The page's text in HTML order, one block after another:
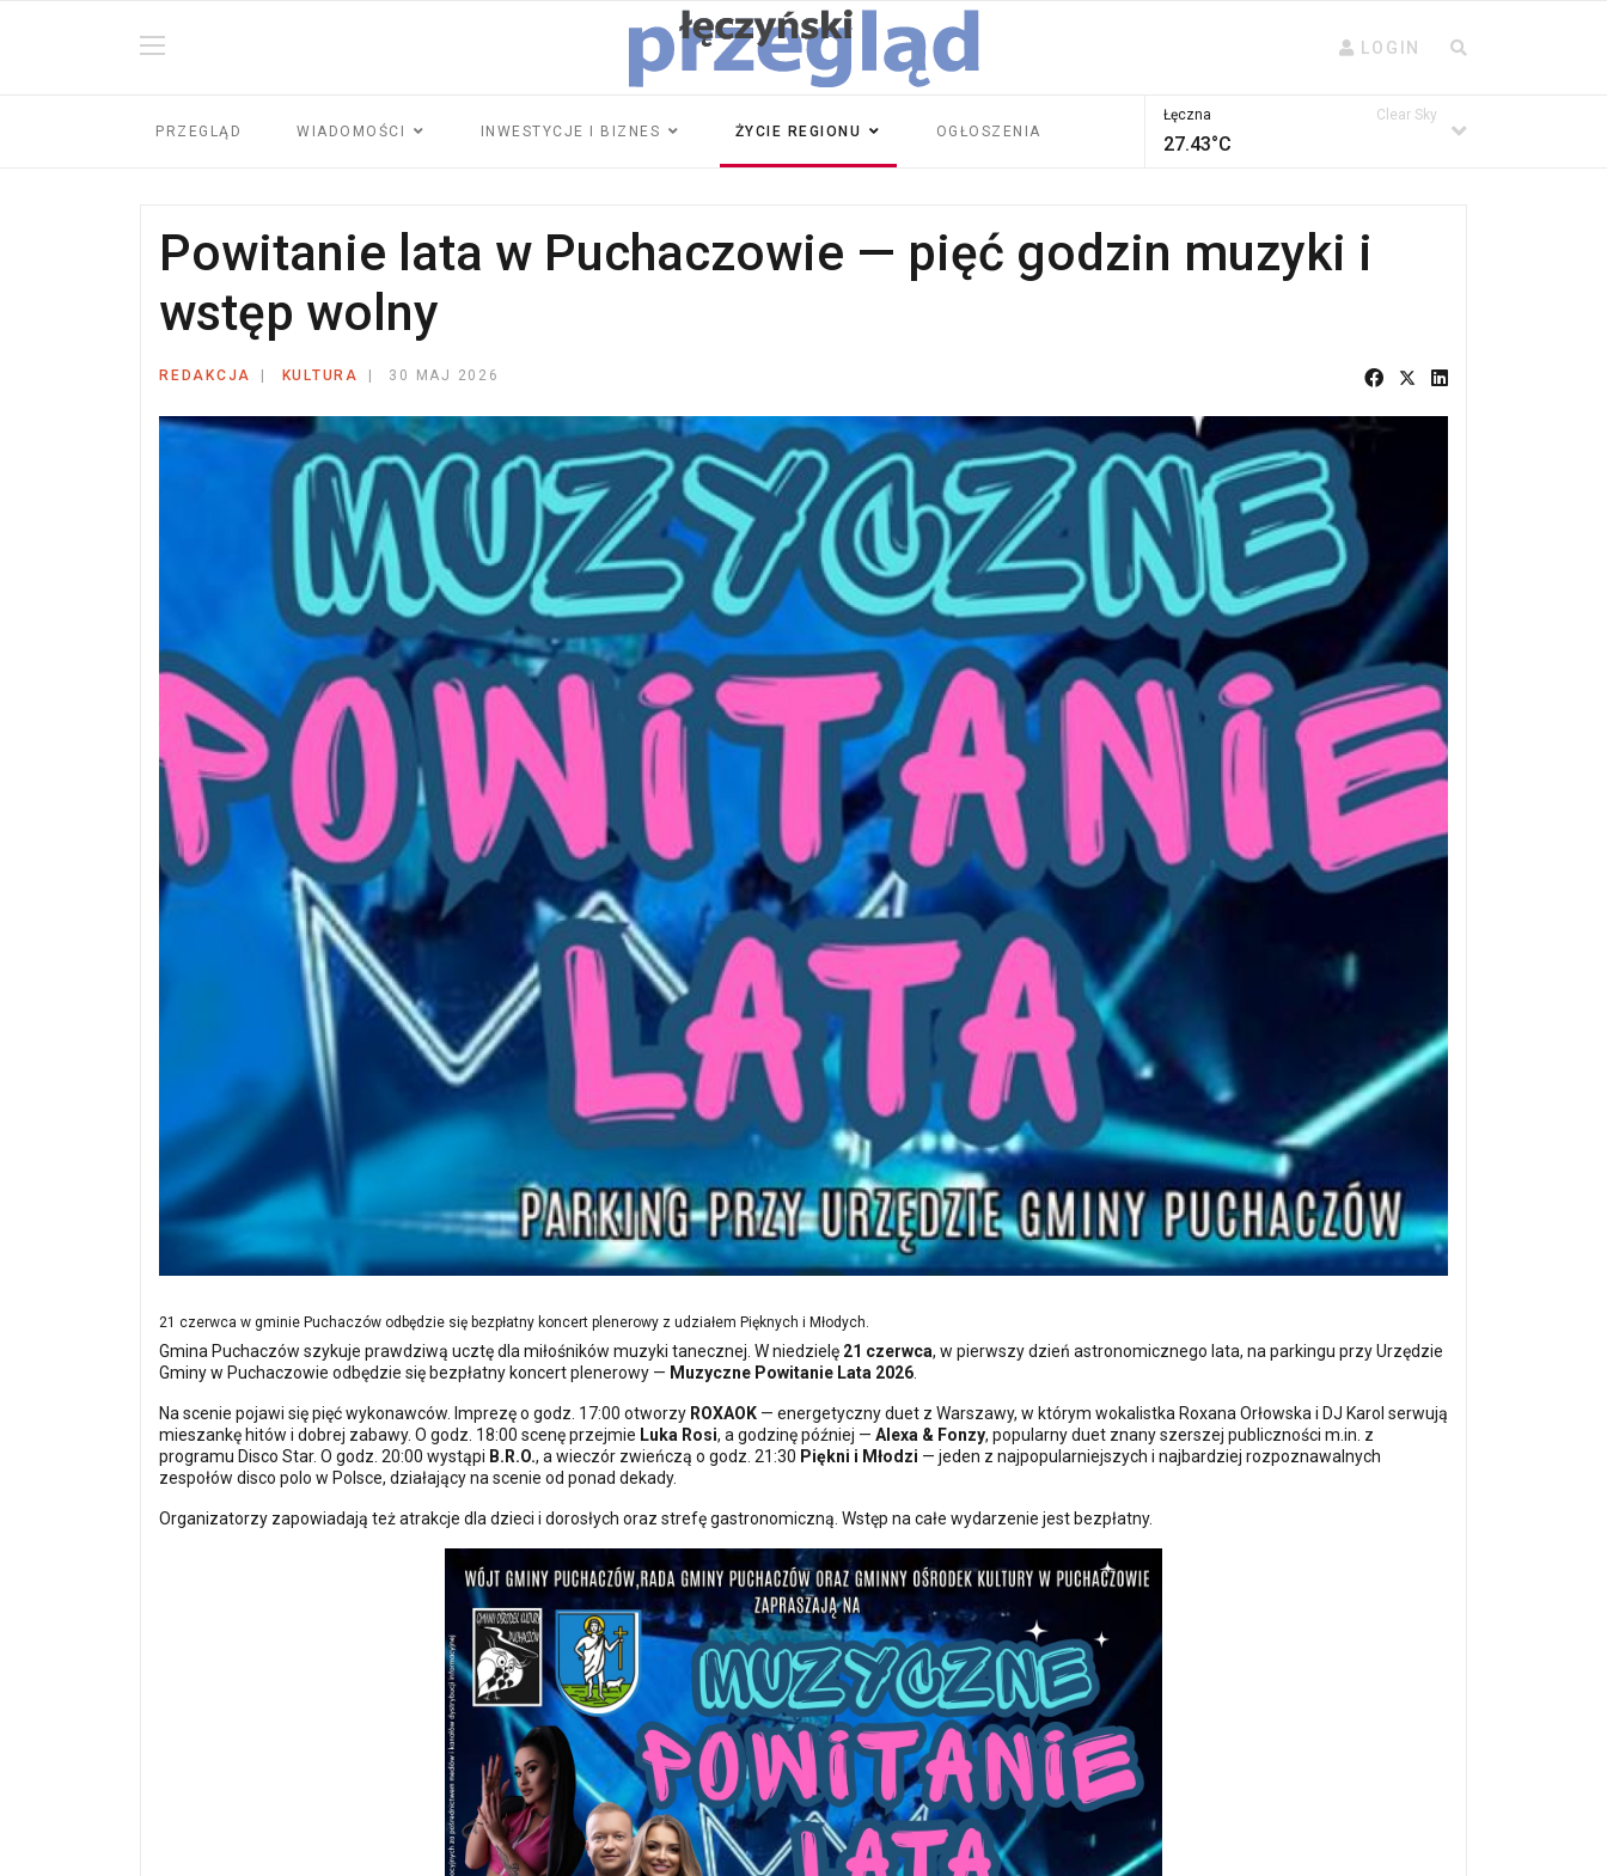
LOGIN
PRZEGLĄD WIADOMOŚCI INWESTYCJE I BIZNES ŻYCIE REGIONU OGŁOSZENIA
Łęczna
27.43°C
Clear Sky
Powitanie lata w Puchaczowie — pięć godzin muzyki i
wstęp wolny
REDAKCJA KULTURA 30 MAJ 2026
21 czerwca w gminie Puchaczów odbędzie się bezpłatny koncert plenerowy z udziałem Pięknych i Młodych.
Gmina Puchaczów szykuje prawdziwą ucztę dla miłośników muzyki tanecznej. W niedzielę 21 czerwca, w pierwszy dzień astronomicznego lata, na parkingu przy Urzędzie
Gminy w Puchaczowie odbędzie się bezpłatny koncert plenerowy — Muzyczne Powitanie Lata 2026
Na scenie pojawi się pięć wykonawców. Imprezę o godz. 17:00 otworzy ROXAOK — energetyczny duet z Warszawy, w którym wokalistka Roxana Orłowska i DJ Karol serwują
mieszankę hitów i dobrej zabawy. O godz. 18:00 scenę przejmie Luka Rosi, a godzinę później — Alexa & Fonzy, popularny duet znany szerszej publiczności m.in. z
programu Disco Star. O godz. 20:00 wystąpi B.R.O., a wieczór zwieńczą o godz. 21:30 Piękni i Młodzi — jeden z najpopularniejszych i najbardziej rozpoznawalnych
zespołów disco polo w Polsce, działający na scenie od ponad dekady.
Organizatorzy zapowiadają też atrakcje dla dzieci i dorosłych oraz strefę gastronomiczną. Wstęp na całe wydarzenie jest bezpłatny.